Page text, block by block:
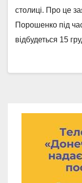
столиці. Про це
Порошенко під
відбудеться 15